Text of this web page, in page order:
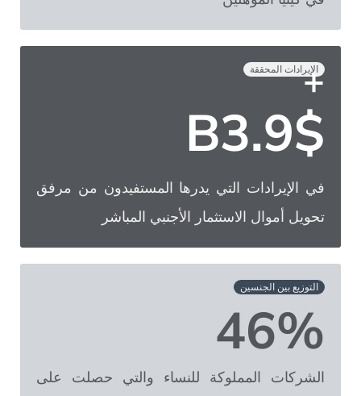
الإيرادات المحققة
+
$
4.2
B
في الإيرادات التي يدرها المستفيدون من مرفق
تحويل أموال الاستثمار الأجنبي المباشر
التوزيع بين الجنسين
46%
الشركات المملوكة للنساء والتي حصلت على